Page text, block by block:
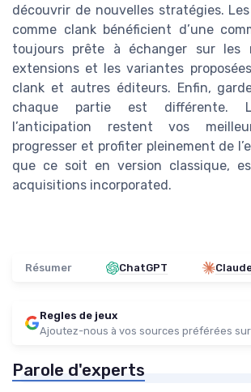
découvrir de nouvelles stratégies.
comme clank bénéficient d’une
toujours prête à échanger sur les
extensions et les variantes
clank et autres éditeurs. Enfin,
chaque partie est différente.
l’anticipation restent vos
progresser et profiter pleinement de
que ce soit en version classique,
acquisitions incorporated.
Résumer ChatGPT
Regles de jeux
Ajoutez-nous à vos sources préférées
Parole d'experts